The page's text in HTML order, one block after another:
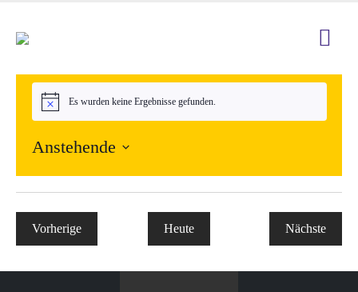
HinweisEs wurden keine Ergebnisse gefunden.
Anstehende
wählen.
Vorherige
Veranstaltungen
Heute
Nächste